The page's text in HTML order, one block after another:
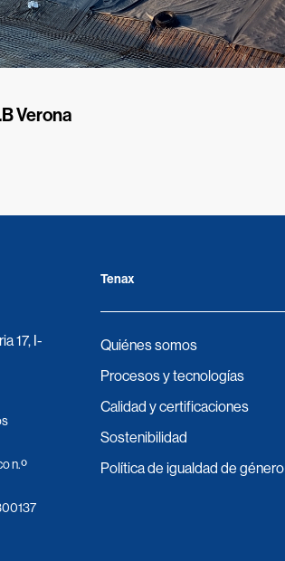
Verona
17, I-
n.º
Tenax
Quiénes somos
Procesos y tecnologías
Calidad y certificaciones
Sostenibilidad
Política de igualdad de género